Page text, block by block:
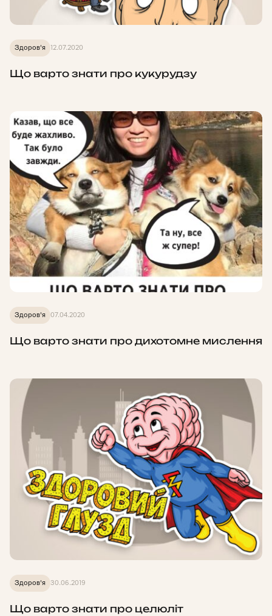
Здоров'я 12.07.2020
Що варто знати про кукурудзу
Здоров'я 07.04.2020
Що варто знати про дихотомне мислення
Здоров'я 30.06.2019
Що варто знати про целюліт